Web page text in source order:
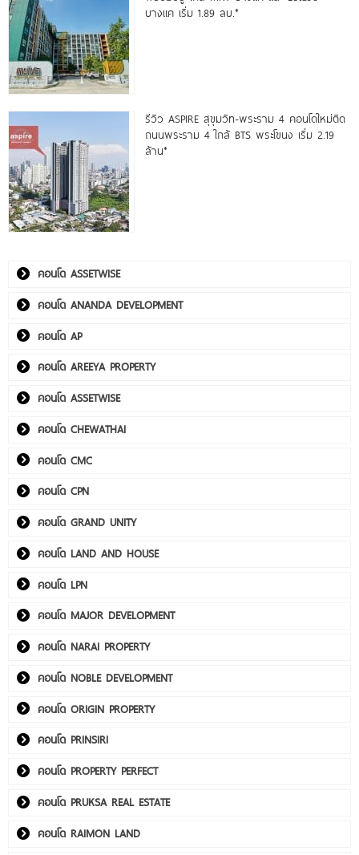
บางแค เริ่ม 1.89 ลบ.*
รีวิว ASPIRE สุขุมวิท-พระราม 4 คอนโดใหม่ติด
ถนนพระราม 4 ใกล้ BTS พระโขนง เริ่ม 2.19
ล้าน*
คอนโด ASSETWISE
คอนโด ANANDA DEVELOPMENT
คอนโด AP
คอนโด AREEYA PROPERTY
คอนโด ASSETWISE
คอนโด CHEWATHAI
คอนโด CMC
คอนโด CPN
คอนโด GRAND UNITY
คอนโด LAND AND HOUSE
คอนโด LPN
คอนโด MAJOR DEVELOPMENT
คอนโด NARAI PROPERTY
คอนโด NOBLE DEVELOPMENT
คอนโด ORIGIN PROPERTY
คอนโด PRINSIRI
คอนโด PROPERTY PERFECT
คอนโด PRUKSA REAL ESTATE
คอนโด RAIMON LAND